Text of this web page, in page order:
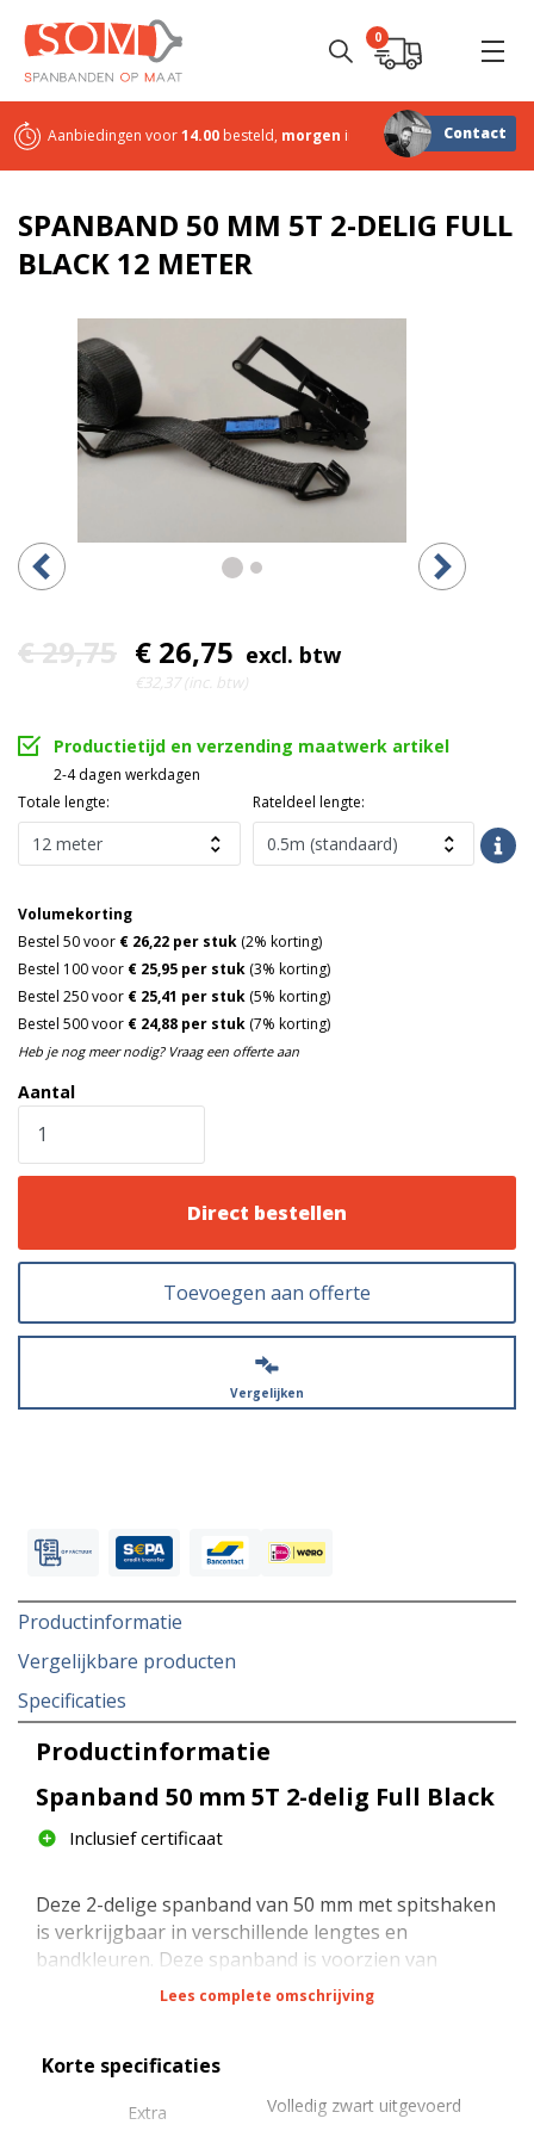
0
Aanbiedingen voor14.00 besteld, morgen in huisSterk in maatwerk
Contact
SPANBAND 50 MM 5T 2-DELIG FULL
BLACK 12 METER
€ 29,75 € 26,75 excl. btw
€32,37 (inc. btw)
Productietijd en verzending maatwerk artikel
2-4 dagen werkdagen
Totale lengte:
Rateldeel lengte:
Aantal
Volumekorting
Bestel 50 voor € 26,22 per stuk (2% korting)
Bestel 100 voor € 25,95 per stuk (3% korting)
Bestel 250 voor € 25,41 per stuk (5% korting)
Bestel 500 voor € 24,88 per stuk (7% korting)
Heb je nog meer nodig? Vraag een offerte aan
Direct bestellen
Toevoegen aan offerte
Vergelijken
Productinformatie
Vergelijkbare producten
Specificaties
Productinformatie
Spanband 50 mm 5T 2-delig Full Black
Inclusief certificaat
Deze 2-delige spanband van 50 mm met spitshaken
is verkrijgbaar in verschillende lengtes en
bandkleuren. Deze spanband is voorzien van
volledig zwart gecoate hardware (zowel ratel als
haken) en zwarte stiksels. Heb je een evenement in
theater concert of een beurs dan wil je niet dat
decorstukken, materialen e.d. worden vastgesjord
met spanbanden met verzinkte ratels en gekleurde
Lees complete omschrijving
Korte specificaties
Extra Volledig zwart uitgevoerd